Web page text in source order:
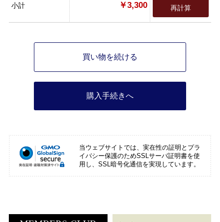
小計 ￥3,300 再計算
買い物を続ける
購入手続きへ
当ウェブサイトでは、実在性の証明とプラ
イバシー保護のためSSLサーバ証明書を使
用し、SSL暗号化通信を実現しています。